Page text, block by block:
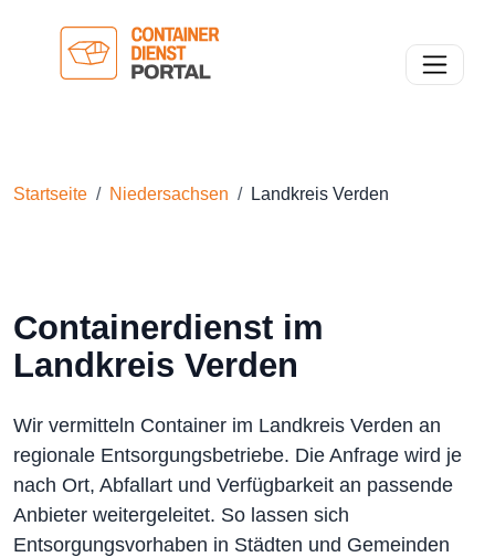
Toggle
Startseite Niedersachsen Landkreis Verden
Containerdienst im
Landkreis Verden
Wir vermitteln Container im Landkreis Verden an
regionale Entsorgungsbetriebe. Die Anfrage wird je
nach Ort, Abfallart und Verfügbarkeit an passende
Anbieter weitergeleitet. So lassen sich
Entsorgungsvorhaben in Städten und Gemeinden